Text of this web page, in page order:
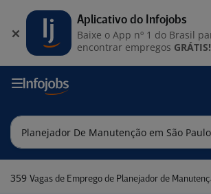
359 Vagas de Emprego de Planejador de Manutenção em São
Aplicativo do Infojobs
Baixe o App nº 1 do Brasil
encontrar empregos